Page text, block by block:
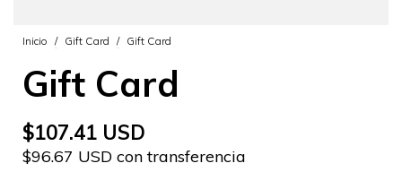
Inicio / Gift Card / Gift Card
Gift Card
$107.41 USD
$96.67 USD con transferencia